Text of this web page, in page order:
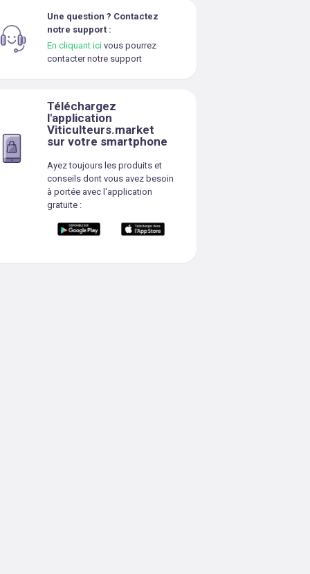
Une question ? Contactez
notre support :
En cliquant ici vous pourrez
contacter notre support
Téléchargez
l'application
Viticulteurs.market
sur votre smartphone
Ayez toujours les produits et
conseils dont vous avez besoin
à portée avec l'application
gratuite :